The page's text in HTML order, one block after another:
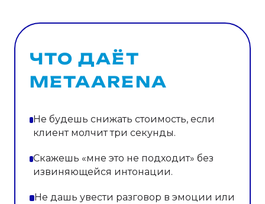
ЧТО ДАЁТ
METAARENA
Не будешь снижать стоимость, если
клиент молчит три секунды.
Скажешь «мне это не подходит» без
извиняющейся интонации.
Не дашь увести разговор в эмоции или